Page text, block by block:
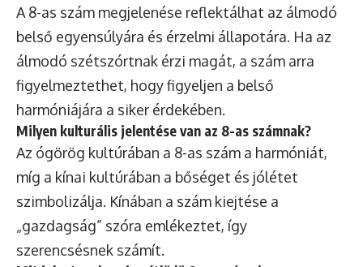
A 8-as szám megjelenése reflektálhat az álmodó
belső egyensúlyára és érzelmi állapotára. Ha az
álmodó szétszórtnak érzi magát, a szám arra
figyelmeztethet, hogy figyeljen a belső
harmóniájára a siker érdekében.
Milyen kulturális jelentése van az 8-as számnak?
Az ógörög kultúrában a 8-as szám a harmóniát,
míg a kínai kultúrában a bőséget és jólétet
szimbolizálja. Kínában a szám kiejtése a
„gazdagság” szóra emlékeztet, így
szerencsésnek számít.